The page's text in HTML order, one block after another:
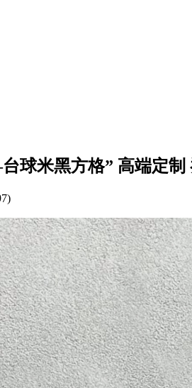
米黑方格” 高端定制